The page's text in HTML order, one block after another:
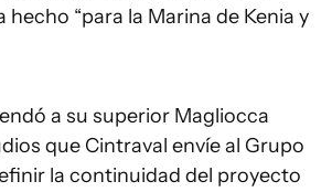
hecho “para la Marina de Kenia y
a su superior Magliocca
que Cintraval envíe al Grupo
la continuidad del proyecto